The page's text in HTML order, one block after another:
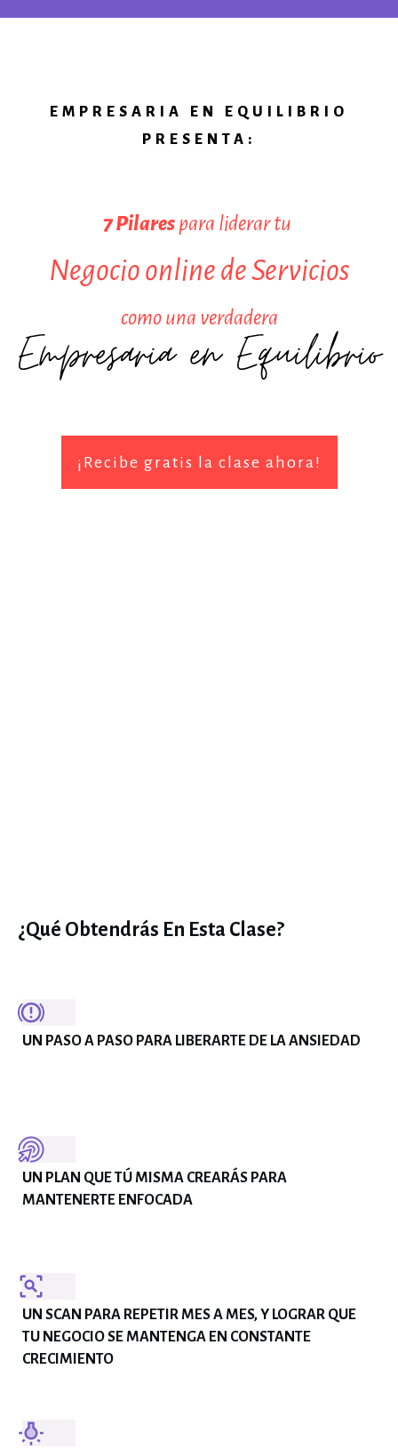
EMPRESARIA EN EQUILIBRIO
PRESENTA:
7 Pilares para liderar tu
Negocio online de Servicios
como una verdadera
Empresaria en Equilibrio
¡Recibe gratis la clase ahora!
¿Qué Obtendrás En Esta Clase?
UN PASO A PASO PARA LIBERARTE DE LA ANSIEDAD
UN PLAN QUE TÚ MISMA CREARÁS PARA
MANTENERTE ENFOCADA
UN SCAN PARA REPETIR MES A MES, Y LOGRAR QUE
TU NEGOCIO SE MANTENGA EN CONSTANTE
CRECIMIENTO